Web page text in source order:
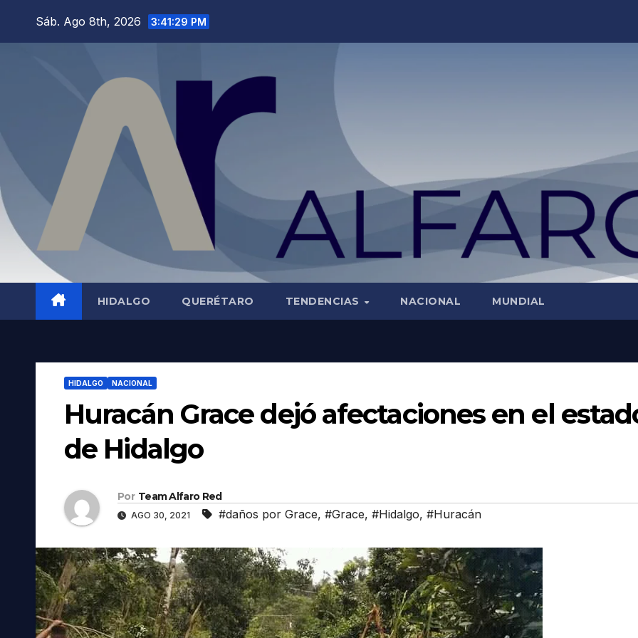
Sáb. Ago 8th, 2026 3:41:30 PM
HIDALGO QUERÉTARO TENDENCIAS NACIONAL MUNDIAL
HIDALGO NACIONAL
Huracán Grace dejó afectaciones en el
de Hidalgo
Por Team Alfaro Red
AGO 30, 2021 #daños por Grace, #Grace, #Hidalgo, #Huracán